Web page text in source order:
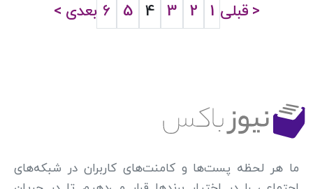
< قبلی 1
2
3
4
5
6 بعدی >
ما هر لحظه پست‌ها و کامنت‌های کاربران در شبکه‌های